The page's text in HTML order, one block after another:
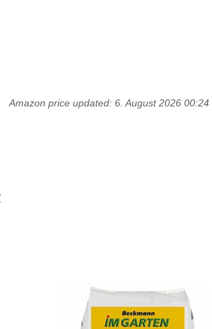
Amazon price updated:6. August 2026 00:24